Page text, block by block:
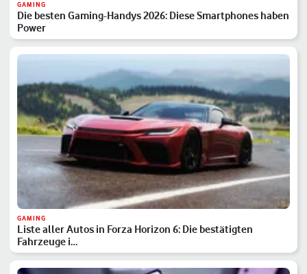
GAMING
Die besten Gaming-Handys 2026: Diese Smartphones haben
Power
GAMING
Liste aller Autos in Forza Horizon 6: Die bestätigten
Fahrzeuge i…